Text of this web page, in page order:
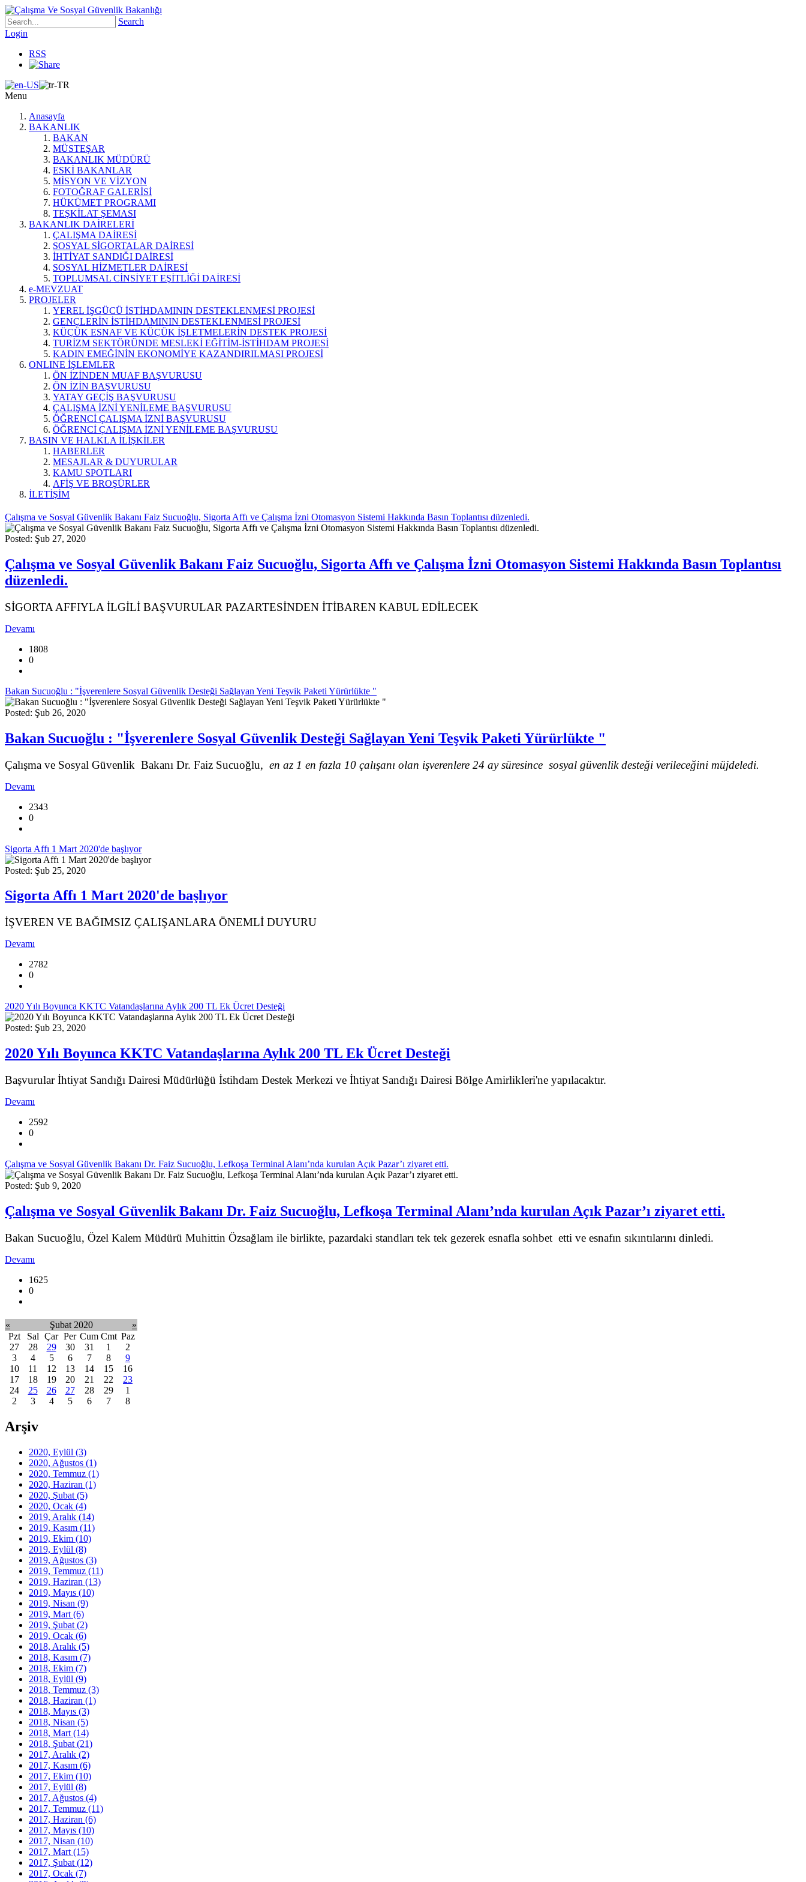
Search
Login
RSS
Menu
Anasayfa
BAKANLIK
BAKAN
MÜSTEŞAR
BAKANLIK MÜDÜRÜ
ESKİ BAKANLAR
MİSYON VE VİZYON
FOTOĞRAF GALERİSİ
HÜKÜMET PROGRAMI
TEŞKİLAT ŞEMASI
BAKANLIK DAİRELERİ
ÇALIŞMA DAİRESİ
SOSYAL SİGORTALAR DAİRESİ
İHTİYAT SANDIĞI DAİRESİ
SOSYAL HİZMETLER DAİRESİ
TOPLUMSAL CİNSİYET EŞİTLİĞİ DAİRESİ
e-MEVZUAT
PROJELER
YEREL İŞGÜCÜ İSTİHDAMININ DESTEKLENMESİ PROJESİ
GENÇLERİN İSTİHDAMININ DESTEKLENMESİ PROJESİ
KÜÇÜK ESNAF VE KÜÇÜK İŞLETMELERİN DESTEK PROJESİ
TURİZM SEKTÖRÜNDE MESLEKİ EĞİTİM-İSTİHDAM PROJESİ
KADIN EMEĞİNİN EKONOMİYE KAZANDIRILMASI PROJESİ
ONLINE İŞLEMLER
ÖN İZİNDEN MUAF BAŞVURUSU
ÖN İZİN BAŞVURUSU
YATAY GEÇİŞ BAŞVURUSU
ÇALIŞMA İZNİ YENİLEME BAŞVURUSU
ÖĞRENCİ ÇALIŞMA İZNİ BAŞVURUSU
ÖĞRENCİ ÇALIŞMA İZNİ YENİLEME BAŞVURUSU
BASIN VE HALKLA İLİŞKİLER
HABERLER
MESAJLAR & DUYURULAR
KAMU SPOTLARI
AFİŞ VE BROŞÜRLER
İLETİŞİM
Çalışma ve Sosyal Güvenlik Bakanı Faiz Sucuoğlu, Sigorta Affı ve Çalışma İzni Otomasyon Sistemi Hakkında Basın Toplantısı düzenledi.
Posted: Şub 27, 2020
Çalışma ve Sosyal Güvenlik Bakanı Faiz Sucuoğlu, Sigorta Affı ve Çalışma İzni Otomasyon Sistemi Hakkında Basın Toplantısı
düzenledi.
SİGORTA AFFIYLA İLGİLİ BAŞVURULAR PAZARTESİNDEN İTİBAREN KABUL EDİLECEK
Devamı
1808
0
Bakan Sucuoğlu : "İşverenlere Sosyal Güvenlik Desteği Sağlayan Yeni Teşvik Paketi Yürürlükte "
Posted: Şub 26, 2020
Bakan Sucuoğlu : "İşverenlere Sosyal Güvenlik Desteği Sağlayan Yeni Teşvik Paketi Yürürlükte "
Çalışma ve Sosyal Güvenlik Bakanı Dr. Faiz Sucuoğlu, en az 1 en fazla 10 çalışanı olan işverenlere 24 ay süresince sosyal güvenlik desteği verileceğini müjdeledi.
Devamı
2343
0
Sigorta Affı 1 Mart 2020'de başlıyor
Posted: Şub 25, 2020
Sigorta Affı 1 Mart 2020'de başlıyor
İŞVEREN VE BAĞIMSIZ ÇALIŞANLARA ÖNEMLİ DUYURU
Devamı
2782
0
2020 Yılı Boyunca KKTC Vatandaşlarına Aylık 200 TL Ek Ücret Desteği
Posted: Şub 23, 2020
2020 Yılı Boyunca KKTC Vatandaşlarına Aylık 200 TL Ek Ücret Desteği
Başvurular İhtiyat Sandığı Dairesi Müdürlüğü İstihdam Destek Merkezi ve İhtiyat Sandığı Dairesi Bölge Amirlikleri'ne yapılacaktır.
Devamı
2592
0
Çalışma ve Sosyal Güvenlik Bakanı Dr. Faiz Sucuoğlu, Lefkoşa Terminal Alanı’nda kurulan Açık Pazar’ı ziyaret etti.
Posted: Şub 9, 2020
Çalışma ve Sosyal Güvenlik Bakanı Dr. Faiz Sucuoğlu, Lefkoşa Terminal Alanı’nda kurulan Açık Pazar’ı ziyaret etti.
Bakan Sucuoğlu, Özel Kalem Müdürü Muhittin Özsağlam ile birlikte, pazardaki standları tek tek gezerek esnafla sohbet etti ve esnafın sıkıntılarını dinledi.
Devamı
1625
0
« Şubat 2020
»
Pzt
Sal Çar Per Cum Cmt Paz
27
28 29 30 31 1
2
3
4 5 6 7 8
9
10
11 12 13 14 15
16
17
18 19 20 21 22
23
24
25 26 27 28 29
1
2
3 4 5 6 7 8
Arşiv
2020, Eylül (3)
2020, Ağustos (1)
2020, Temmuz (1)
2020, Haziran (1)
2020, Şubat (5)
2020, Ocak (4)
2019, Aralık (14)
2019, Kasım (11)
2019, Ekim (10)
2019, Eylül (8)
2019, Ağustos (3)
2019, Temmuz (11)
2019, Haziran (13)
2019, Mayıs (10)
2019, Nisan (9)
2019, Mart (6)
2019, Şubat (2)
2019, Ocak (6)
2018, Aralık (5)
2018, Kasım (7)
2018, Ekim (7)
2018, Eylül (9)
2018, Temmuz (3)
2018, Haziran (1)
2018, Mayıs (3)
2018, Nisan (5)
2018, Mart (14)
2018, Şubat (21)
2017, Aralık (2)
2017, Kasım (6)
2017, Ekim (10)
2017, Eylül (8)
2017, Ağustos (4)
2017, Temmuz (11)
2017, Haziran (6)
2017, Mayıs (10)
2017, Nisan (10)
2017, Mart (15)
2017, Şubat (12)
2017, Ocak (7)